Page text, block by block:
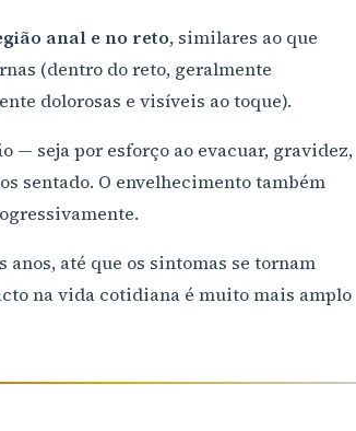
anal e no reto, similares ao que
(dentro do reto, geralmente
dolorosas e visíveis ao toque).
— seja por esforço ao evacuar, gravidez,
sentado. O envelhecimento também
anos, até que os sintomas se tornam
na vida cotidiana é muito mais amplo